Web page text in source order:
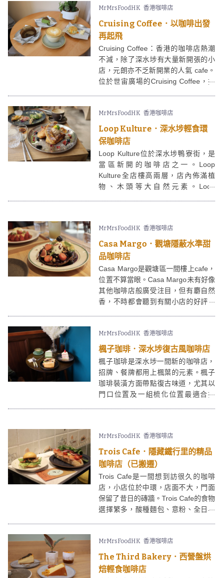
元素，開業以來都不時見到人龍，有
興趣可以致電查詢或者預約訂座呢。
MrMrsFoodHK 香港咖啡店
Cruising Coffee．以咖啡出發
再起飛
Cruising Coffee：香港的咖啡店熱潮
不減，除了深水埗有大量新開張的小
店，元朗亦不乏新開業的人氣 cafe。
位於世宙廣場的Cruising Coffee，據
如貝果、司康、蛋糕等。
MrMrsFoodHK 香港咖啡店
Loop Kulture．深水埗輕食環
保咖啡店
Loop Kulture位於深水埗鴨寮街，是
當區新開的咖啡店之一。Loop
Kulture全店樓高兩層，店內佈滿植
物、木頭等大自然元素。Loop
等，提倡節約包裝，是支持環保的小
店。
MrMrsFoodHK 香港咖啡店
Casa Margo．觀塘隱蔽水準甜
品咖啡店
Casa Margo是觀塘區一間樓上cafe，
位置不算當眼。Casa Margo未有好像
其他咖啡店般廣受注目，但有麝自然
香，不時都會聽到有關小店的好評。
不時轉換款式的甜品，今次一訪便試
了甜品，水準不俗。
MrMrsFoodHK 香港咖啡店
楓子珈琲．深水埗復古風咖啡店
楓子珈琲是深水埗一間新的咖啡店，
招牌、餐牌都用上楓葉的元素。楓子
珈琲裝潢方面帶點復古味道，尤其以
門口位置及一組梳化位置最適合打
MrMrsFoodHK 香港咖啡店
Trois Cafe．隱藏鐵行里的精品
咖啡店（已搬遷）
Trois Cafe是一間想到訪很久的咖啡
店，小店位於中環，店面不大，門面
保留了昔日的磚牆。Trois Cafe的食物
選擇繁多，酸種麵包、意粉、全日早
種現泡茶、特調，甚有特色，可算是
疫情下默默耕耘的小店。
MrMrsFoodHK 香港咖啡店
The Third Bakery．西營盤烘
焙輕食咖啡店